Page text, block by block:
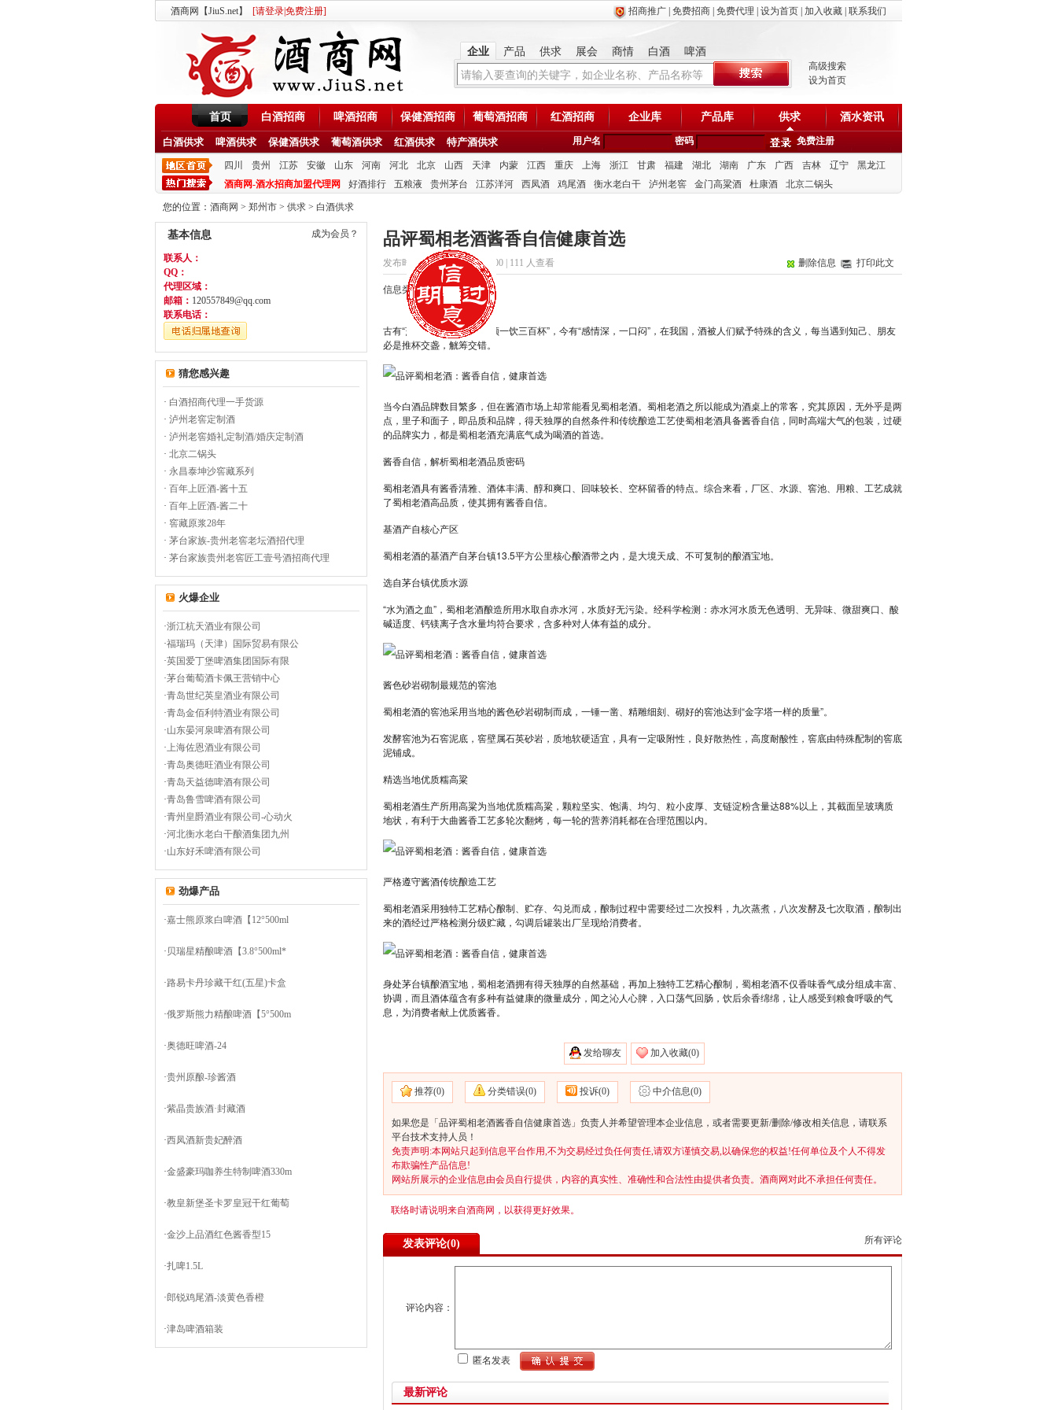
酒商网【JiuS.net】 [请登录免费注册] 招商推广 免费招商 免费代理 设为首页 加入收藏 联系我们
企业 产品 供求 展会 商情 白酒 啤酒
高级搜索
设为首页
首页 白酒招商 啤酒招商 保健酒招商 葡萄酒招商 红酒招商 企业库 产品库 供求 酒水资讯
白酒供求 啤酒供求 保健酒供求 葡萄酒供求 红酒供求 特产酒供求 用户名 密码 免费注册
四川 贵州 江苏 安徽 山东 河南 河北 北京 山西 天津 内蒙 江西 重庆 上海 浙江 甘肃 福建 湖北 湖南 广东 广西 吉林 辽宁
黑龙江
酒商网-酒水招商加盟代理网
好酒排行 五粮液 贵州茅台 江苏洋河 西凤酒 鸡尾酒 衡水老白干 泸州老窖 金门高粱酒 杜康酒 北京二锅头
您的位置： 酒商网 > 郑州市 > 供求 > 白酒供求
成为会员？
基本信息
联系人：
QQ：
代理区域：
邮箱： 120557849@qq.com
联系电话：
猜您感兴趣
· 白酒招商代理一手货源
· 泸州老窖定制酒
· 泸州老窖婚礼定制酒/婚庆定制酒
· 北京二锅头
· 永昌泰坤沙窖藏系列
· 百年上匠酒-酱十五
· 百年上匠酒-酱二十
· 窖藏原浆28年
· 茅台家族-贵州老窖老坛酒招代理
· 茅台家族贵州老窖匠工壹号酒招商代理
火爆企业
·浙江杭天酒业有限公司
·福瑞玛（天津）国际贸易有限公
·英国爱丁堡啤酒集团国际有限
·茅台葡萄酒卡佩王营销中心
·青岛世纪英皇酒业有限公司
·青岛金佰利特酒业有限公司
·山东晏河泉啤酒有限公司
·上海佐恩酒业有限公司
·青岛奥德旺酒业有限公司
·青岛天益德啤酒有限公司
·青岛鲁雪啤酒有限公司
·青州皇爵酒业有限公司-心动火
·河北衡水老白干酿酒集团九州
·山东好禾啤酒有限公司
劲爆产品
·嘉士熊原浆白啤酒【12°500ml
· 贝瑞星精酿啤酒【3.8°500ml*
·路易卡丹珍藏干红(五星)卡盒
·俄罗斯熊力精酿啤酒【5°500m
·奥德旺啤酒-24
·贵州原酿-珍酱酒
·紫晶贵族酒·封藏酒
·西凤酒新贵妃醉酒
·金盛豪玛咖养生特制啤酒330m
·教皇新堡圣卡罗皇冠干红葡萄
·金沙上品酒红色酱香型15
·扎啤1.5L
·郎锐鸡尾酒-淡黄色香橙
·津岛啤酒箱装
品评蜀相老酒酱香自信健康首选
删除信息 打印此文
发布时间：2020/5/30 15:48:00 | 111 人查看
信息类型：招商
古有“烹羊宰牛且为乐，会须一饮三百杯”，今有“感情深，一口闷”，在我国，酒被人们赋予特殊的含义，每当遇到知己、朋友
必是推杯交盏，觥筹交错。
当今白酒品牌数目繁多，但在酱酒市场上却常能看见蜀相老酒。蜀相老酒之所以能成为酒桌上的常客，究其原因，无外乎是两
点，里子和面子，即品质和品牌，得天独厚的自然条件和传统酿造工艺使蜀相老酒具备酱香自信，同时高端大气的包装，过硬
的品牌实力，都是蜀相老酒充满底气成为喝酒的首选。
酱香自信，解析蜀相老酒品质密码
蜀相老酒具有酱香清雅、酒体丰满、醇和爽口、回味较长、空杯留香的特点。综合来看，厂区、水源、窖池、用粮、工艺成就
了蜀相老酒高品质，使其拥有酱香自信。
基酒产自核心产区
蜀相老酒的基酒产自茅台镇13.5平方公里核心酿酒带之内，是大境天成、不可复制的酿酒宝地。
选自茅台镇优质水源
“水为酒之血”，蜀相老酒酿造所用水取自赤水河，水质好无污染。经科学检测：赤水河水质无色透明、无异味、微甜爽口、酸
碱适度、钙镁离子含水量均符合要求，含多种对人体有益的成分。
酱色砂岩砌制最规范的窖池
蜀相老酒的窖池采用当地的酱色砂岩砌制而成，一锤一凿、精雕细刻、砌好的窖池达到“金字塔一样的质量”。
发酵窖池为石窖泥底，窖壁属石英砂岩，质地软硬适宜，具有一定吸附性，良好散热性，高度耐酸性，窖底由特殊配制的窖底
泥铺成。
精选当地优质糯高粱
蜀相老酒生产所用高粱为当地优质糯高粱，颗粒坚实、饱满、均匀、粒小皮厚、支链淀粉含量达88%以上，其截面呈玻璃质
地状，有利于大曲酱香工艺多轮次翻烤，每一轮的营养消耗都在合理范围以内。
严格遵守酱酒传统酿造工艺
蜀相老酒采用独特工艺精心酿制、贮存、勾兑而成，酿制过程中需要经过二次投料，九次蒸煮，八次发酵及七次取酒，酿制出
来的酒经过严格检测分级贮藏，勾调后罐装出厂呈现给消费者。
身处茅台镇酿酒宝地，蜀相老酒拥有得天独厚的自然基础，再加上独特工艺精心酿制，蜀相老酒不仅香味香气成分组成丰富、
协调，而且酒体蕴含有多种有益健康的微量成分，闻之沁人心脾，入口荡气回肠，饮后余香绵绵，让人感受到粮食呼吸的气
息，为消费者献上优质酱香。
发给聊友 加入收藏(0)
推荐(0) 分类错误(0) 投诉(0) 中介信息(0)
如果您是「品评蜀相老酒酱香自信健康首选」负责人并希望管理本企业信息，或者需要更新/删除/修改相关信息，请联系
平台技术支持人员！
免责声明:本网站只起到信息平台作用,不为交易经过负任何责任,请双方谨慎交易,以确保您的权益!任何单位及个人不得发
布欺骗性产品信息!
网站所展示的企业信息由会员自行提供，内容的真实性、准确性和合法性由提供者负责。酒商网对此不承担任何责任。
联络时请说明来自酒商网，以获得更好效果。
所有评论
发表评论(0)
评论内容：
匿名发表
最新评论